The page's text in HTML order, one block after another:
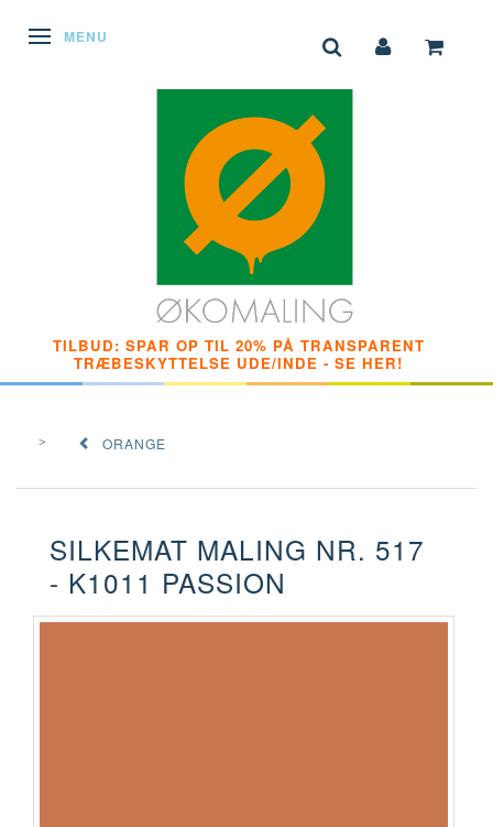
SKIFTE NAVIGATION
MENU
TILBUD: SPAR OP TIL 20% PÅ TRANSPARENT
TRÆBESKYTTELSE UDE/INDE - SE HER!
ORANGE
SILKEMAT MALING NR. 517
- K1011 PASSION